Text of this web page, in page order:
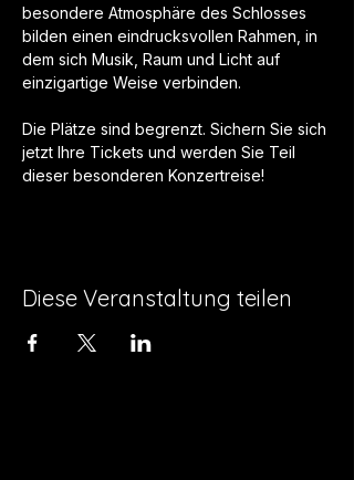
besondere Atmosphäre des Schlosses
bilden einen eindrucksvollen Rahmen, in
dem sich Musik, Raum und Licht auf
einzigartige Weise verbinden.
Die Plätze sind begrenzt. Sichern Sie sich
jetzt Ihre Tickets und werden Sie Teil
dieser besonderen Konzertreise!
Diese Veranstaltung teilen